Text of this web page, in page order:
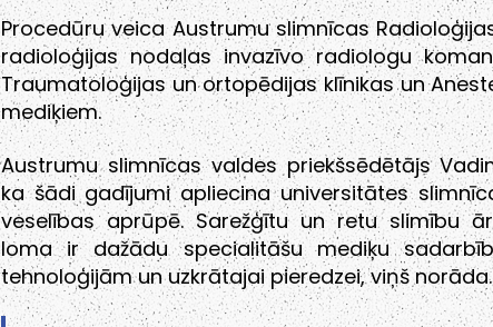
Procedūru veica Austrumu slimnīcas
radioloģijas nodaļas invazīvo radiologu
Traumatoloģijas un ortopēdijas klīnikas un
mediķiem.
Austrumu slimnīcas valdes priekšsēdētājs
ka šādi gadījumi apliecina universitātes
veselības aprūpē. Sarežģītu un retu slimību
loma ir dažādu specialitāšu mediķu
tehnoloģijām un uzkrātajai pieredzei, viņš norāda.